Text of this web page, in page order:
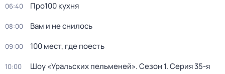
06:40 Про100 кухня
08:00 Вам и не снилось
09:00 100 мест, где поесть
10:00 Шоу «Уральских пельменей». Сезон 1. Серия 35-я